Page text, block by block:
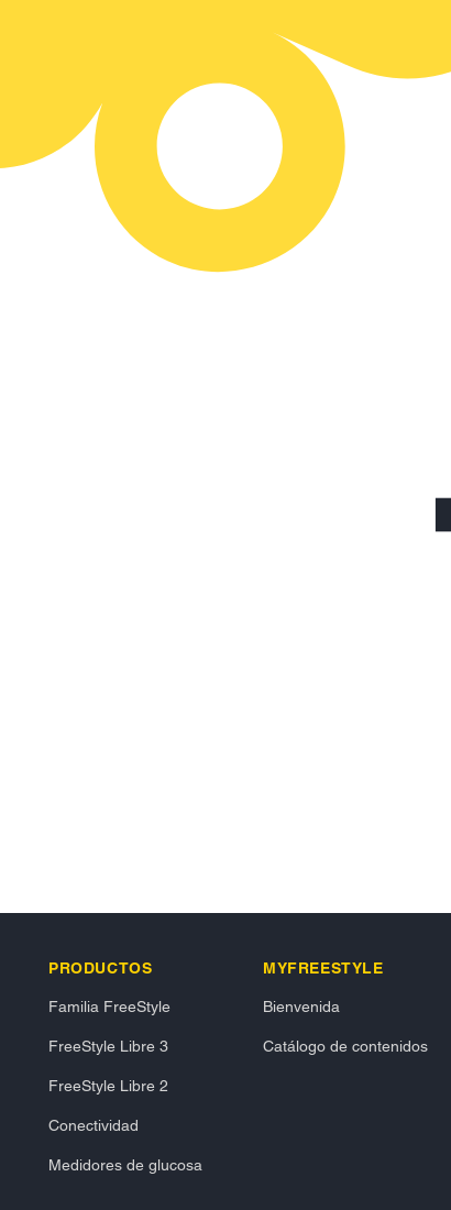
PRODUCTOS
Familia FreeStyle
FreeStyle Libre 3
FreeStyle Libre 2
Conectividad
Medidores de glucosa
MYFREESTYLE
Bienvenida
Catálogo de contenidos